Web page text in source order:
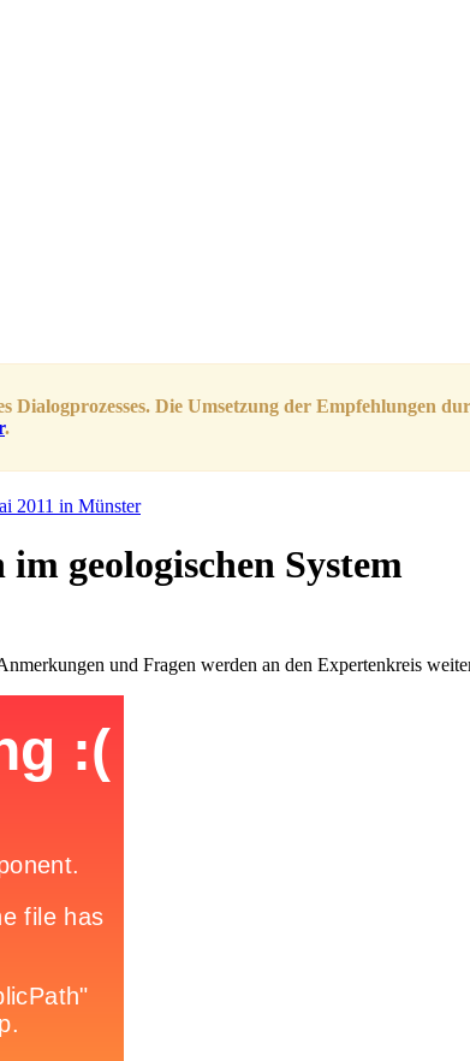
Die Umsetzung der Empfehlungen
.
2011 in Münster
geologischen System
und Fragen werden an den Expertenkreis